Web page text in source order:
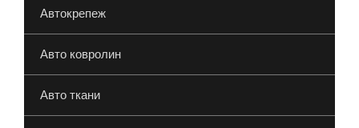
Автокрепеж
Авто ковролин
Авто ткани